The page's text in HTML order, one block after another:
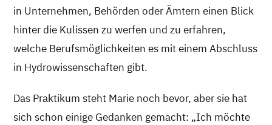
in Unternehmen, Behörden oder Ämtern einen Blick
hinter die Kulissen zu werfen und zu erfahren,
welche Berufsmöglichkeiten es mit einem Abschluss
in Hydrowissenschaften gibt.
Das Praktikum steht Marie noch bevor, aber sie hat
sich schon einige Gedanken gemacht: „Ich möchte